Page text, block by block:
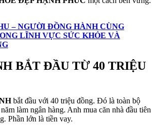
– NGƯỜI ĐỒNG HÀNH CÙNG
LĨNH VỰC SỨC KHỎE VÀ
BẮT ĐẦU TỪ 40 TRIỆU
bắt đầu với 40 triệu đồng. Đó là toàn bộ
làm ngân hàng. Anh mua căn nhà đầu tiên
Phần lớn là tiền vay.